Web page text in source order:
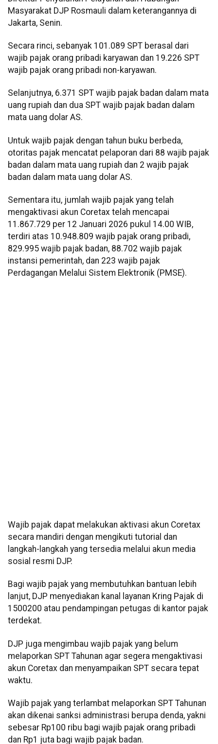
Masyarakat DJP Rosmauli dalam keterangannya di
Jakarta, Senin.
Secara rinci, sebanyak 101.089 SPT berasal dari
wajib pajak orang pribadi karyawan dan 19.226 SPT
wajib pajak orang pribadi non-karyawan.
Selanjutnya, 6.371 SPT wajib pajak badan dalam mata
uang rupiah dan dua SPT wajib pajak badan dalam
mata uang dolar AS.
Untuk wajib pajak dengan tahun buku berbeda,
otoritas pajak mencatat pelaporan dari 88 wajib pajak
badan dalam mata uang rupiah dan 2 wajib pajak
badan dalam mata uang dolar AS.
Sementara itu, jumlah wajib pajak yang telah
mengaktivasi akun Coretax telah mencapai
11.867.729 per 12 Januari 2026 pukul 14.00 WIB,
terdiri atas 10.948.809 wajib pajak orang pribadi,
829.995 wajib pajak badan, 88.702 wajib pajak
instansi pemerintah, dan 223 wajib pajak
Perdagangan Melalui Sistem Elektronik (PMSE).
Wajib pajak dapat melakukan aktivasi akun Coretax
secara mandiri dengan mengikuti tutorial dan
langkah-langkah yang tersedia melalui akun media
sosial resmi DJP.
Bagi wajib pajak yang membutuhkan bantuan lebih
lanjut, DJP menyediakan kanal layanan Kring Pajak di
1500200 atau pendampingan petugas di kantor pajak
terdekat.
DJP juga mengimbau wajib pajak yang belum
melaporkan SPT Tahunan agar segera mengaktivasi
akun Coretax dan menyampaikan SPT secara tepat
waktu.
Wajib pajak yang terlambat melaporkan SPT Tahunan
akan dikenai sanksi administrasi berupa denda, yakni
sebesar Rp100 ribu bagi wajib pajak orang pribadi
dan Rp1 juta bagi wajib pajak badan.